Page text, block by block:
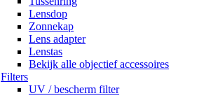
Lensdop
Zonnekap
Lens adapter
Lenstas
Bekijk alle objectief accessoires
Filters
UV / bescherm filter